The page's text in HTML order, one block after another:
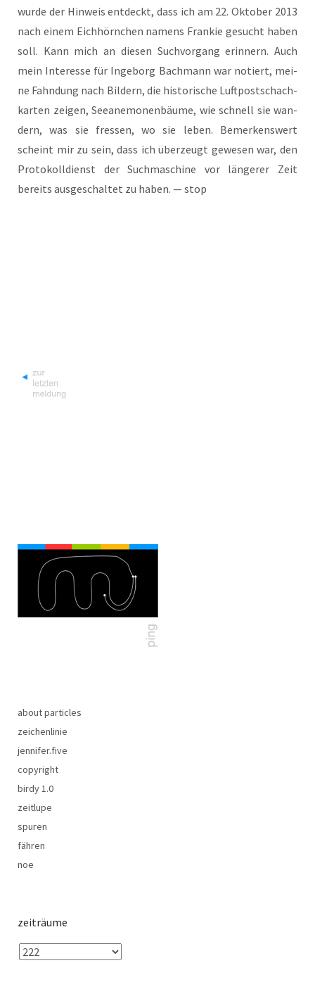
wur­de der Hin­weis ent­deckt, dass ich am 22. Okto­ber 2013
nach einem Eich­hörn­chen namens Fran­kie gesucht haben
soll. Kann mich an die­sen Such­vor­gang erin­nern. Auch
mein Inter­es­se für Inge­borg Bach­mann war notiert, mei­
ne Fahn­dung nach Bil­dern, die his­to­ri­sche Luft­post­schach­
kar­ten zei­gen, See­ane­mo­nen­bäu­me, wie schnell sie wan­
dern, was sie fres­sen, wo sie leben. Bemer­kens­wert
scheint mir zu sein, dass ich über­zeugt gewe­sen war, den
Pro­to­koll­dienst der Such­ma­schi­ne vor län­ge­rer Zeit
bereits aus­ge­schal­tet zu haben. — stop
about particles
zeichenlinie
jennifer.five
copyright
birdy 1.0
zeitlupe
spuren
fähren
noe
zeiträume